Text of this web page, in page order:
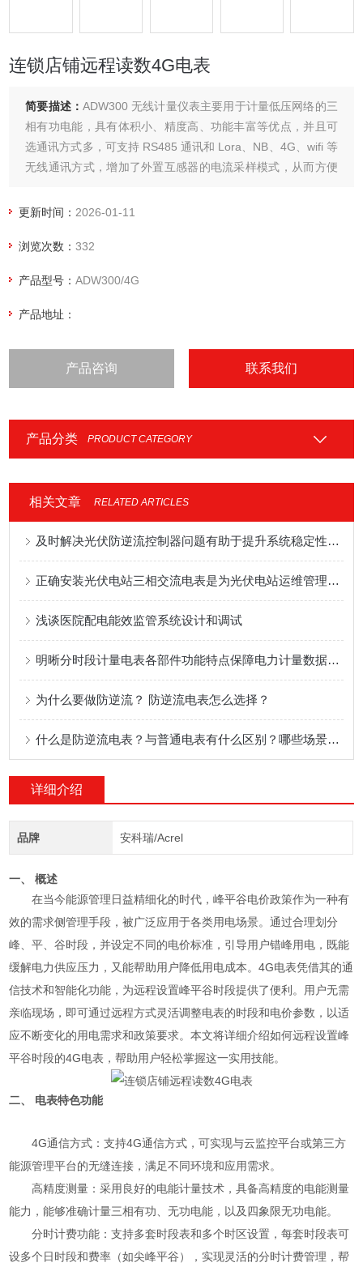
连锁店铺远程读数4G电表
简要描述： ADW300 无线计量仪表主要用于计量低压网络的三
相有功电能，具有体积小、精度高、功能丰富等优点，并且可
选通讯方式多，可支持 RS485 通讯和 Lora、NB、4G、wifi 等
无线通讯方式，增加了外置互感器的电流采样模式，从而方便
对不同区域和不同负荷的分项电能计量、运维监管或电力监控
更新时间： 2026-01-11
浏览次数：332
产品型号：ADW300/4G
产品地址：
产品咨询 联系我们
产品分类 PRODUCT CATEGORY
相关文章 RELATED ARTICLES
及时解决光伏防逆流控制器问题有助于提升系统稳定性与运维效率
正确安装光伏电站三相交流电表是为光伏电站运维管理提供技术支持的关键
浅谈医院配电能效监管系统设计和调试
明晰分时段计量电表各部件功能特点保障电力计量数据准确合规
为什么要做防逆流？ 防逆流电表怎么选择？
什么是防逆流电表？与普通电表有什么区别？哪些场景会用到防逆流电表？
详细介绍
品牌 安科瑞/Acrel
一、 概述
在当今能源管理日益精细化的时代，峰平谷电价政策作为一种有
效的需求侧管理手段，被广泛应用于各类用电场景。通过合理划分
峰、平、谷时段，并设定不同的电价标准，引导用户错峰用电，既能
缓解电力供应压力，又能帮助用户降低用电成本。4G电表凭借其的通
信技术和智能化功能，为远程设置峰平谷时段提供了便利。用户无需
亲临现场，即可通过远程方式灵活调整电表的时段和电价参数，以适
应不断变化的用电需求和政策要求。本文将详细介绍如何远程设置峰
平谷时段的4G电表，帮助用户轻松掌握这一实用技能。
二、 电表特色功能
4G通信方式：支持4G通信方式，可实现与云监控平台或第三方
能源管理平台的无缝连接，满足不同环境和应用需求。
高精度测量：采用良好的电能计量技术，具备高精度的电能测量
能力，能够准确计量三相有功、无功电能，以及四象限无功电能。
分时计费功能：支持多套时段表和多个时区设置，每套时段表可
设多个日时段和费率（如尖峰平谷），实现灵活的分时计费管理，帮